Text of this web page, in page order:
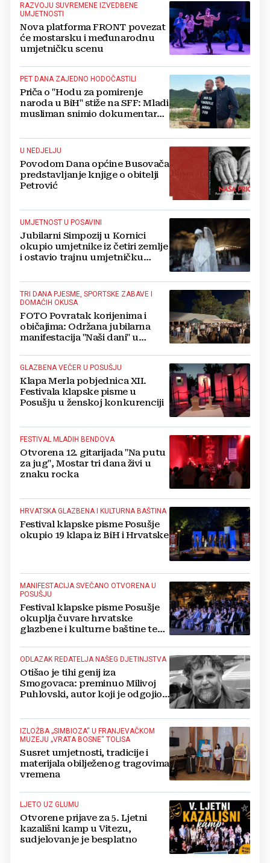
RAZVOJU SUVREMENE IZVEDBENE
UMJETNOSTI
Nova platforma FRONT povezat
će mostarsku i međunarodnu
umjetničku scenu
PET DANA ZAJEDNO HODOČASTILI
Priča o "Hodu za pomirenje
naroda u BiH" stiže na SFF: Mladi
musliman snimio dokumentarac
U NEDJELJU
Povodom Dana općine Busovača
predstavljanje knjige o obitelji
Petrović
UMJETNOST U POSAVINI
Jubilarni Simpozij u Kornici
okupio umjetnike iz četiri zemlje
i ostavio trajnu umjetničku
TRI DANA PJESME, SPORTSKE ZABAVE I
DOMAĆIH OKUSA
FOTO Povratak korijenima i
običajima: Održana jubilarna
manifestacija "Naši dani" u
GLAZBENA VEČER U POSUŠJU
Klapa Merla pobjednica XII.
Festivala klapske pisme u
Posušju u ženskoj konkurenciji
FESTIVAL MLADIH BENDOVA
Otvorena 12. gitarijada "Na putu
za jug", Mostar tri dana živi u
znaku rocka
HRVATSKA GLAZBENA I KULTURNA BAŠTINA
Festival klapske pisme Posušje
okupio 19 klapa iz BiH i Hrvatske
MANIFESTACIJA SVEČANO OTVORENA U
POSUŠJU
Festival klapske pisme Posušje
okuplja čuvare hrvatske
glazbene i kulturne baštine te
ODLAZAK REDATELJA NAŠEG DJETINJSTVA
Otišao je tihi genij iza
Smogovaca: preminuo Milivoj
Puhlovski, autor koji je odgojio
IZLOŽBA „SIMBIOZA“ U FRANJEVAČKOM
MUZEJU „VRATA BOSNE“ TOLISA
Susret umjetnosti, tradicije i
materijala obilježenog tragovima
vremena
LJETO UZ GLUMU
Otvorene prijave za 5. Ljetni
kazališni kamp u Vitezu,
sudjelovanje je besplatno